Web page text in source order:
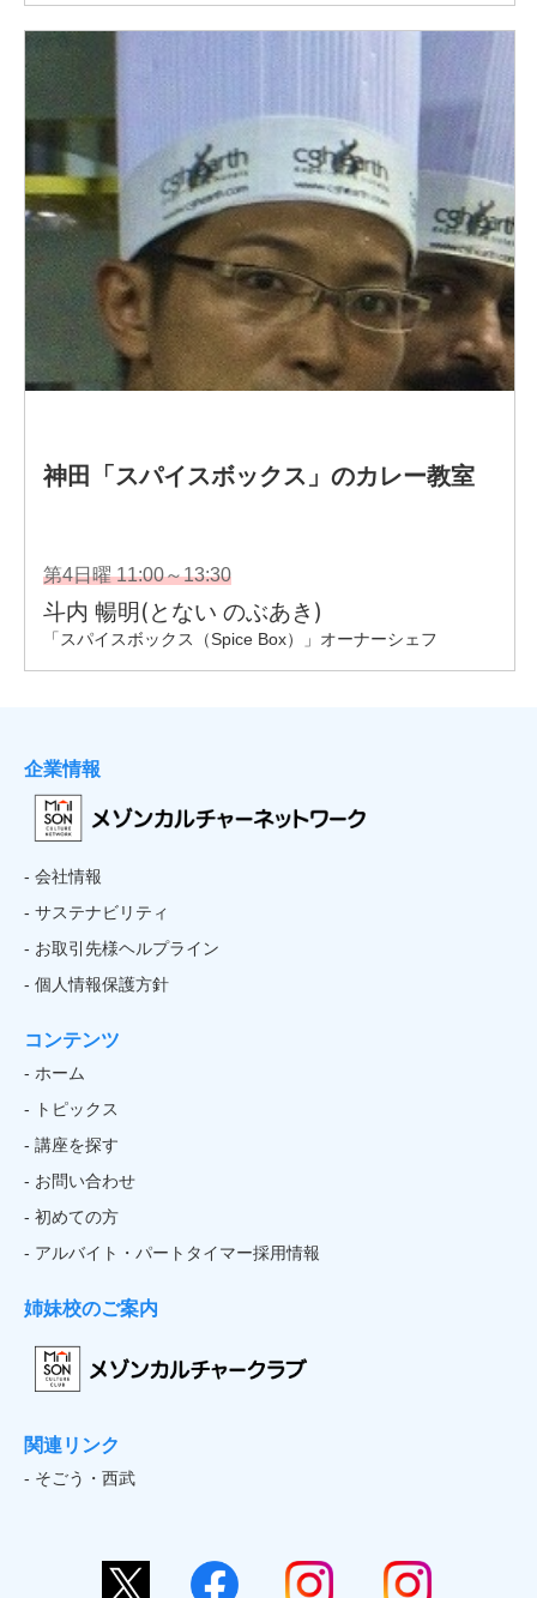
企業情報
- 会社情報
- サステナビリティ
- お取引先様ヘルプライン
- 個人情報保護方針
コンテンツ
- ホーム
- トピックス
- 講座を探す
- お問い合わせ
- 初めての方
- アルバイト・パートタイマー採用情報
姉妹校のご案内
関連リンク
- そごう・西武